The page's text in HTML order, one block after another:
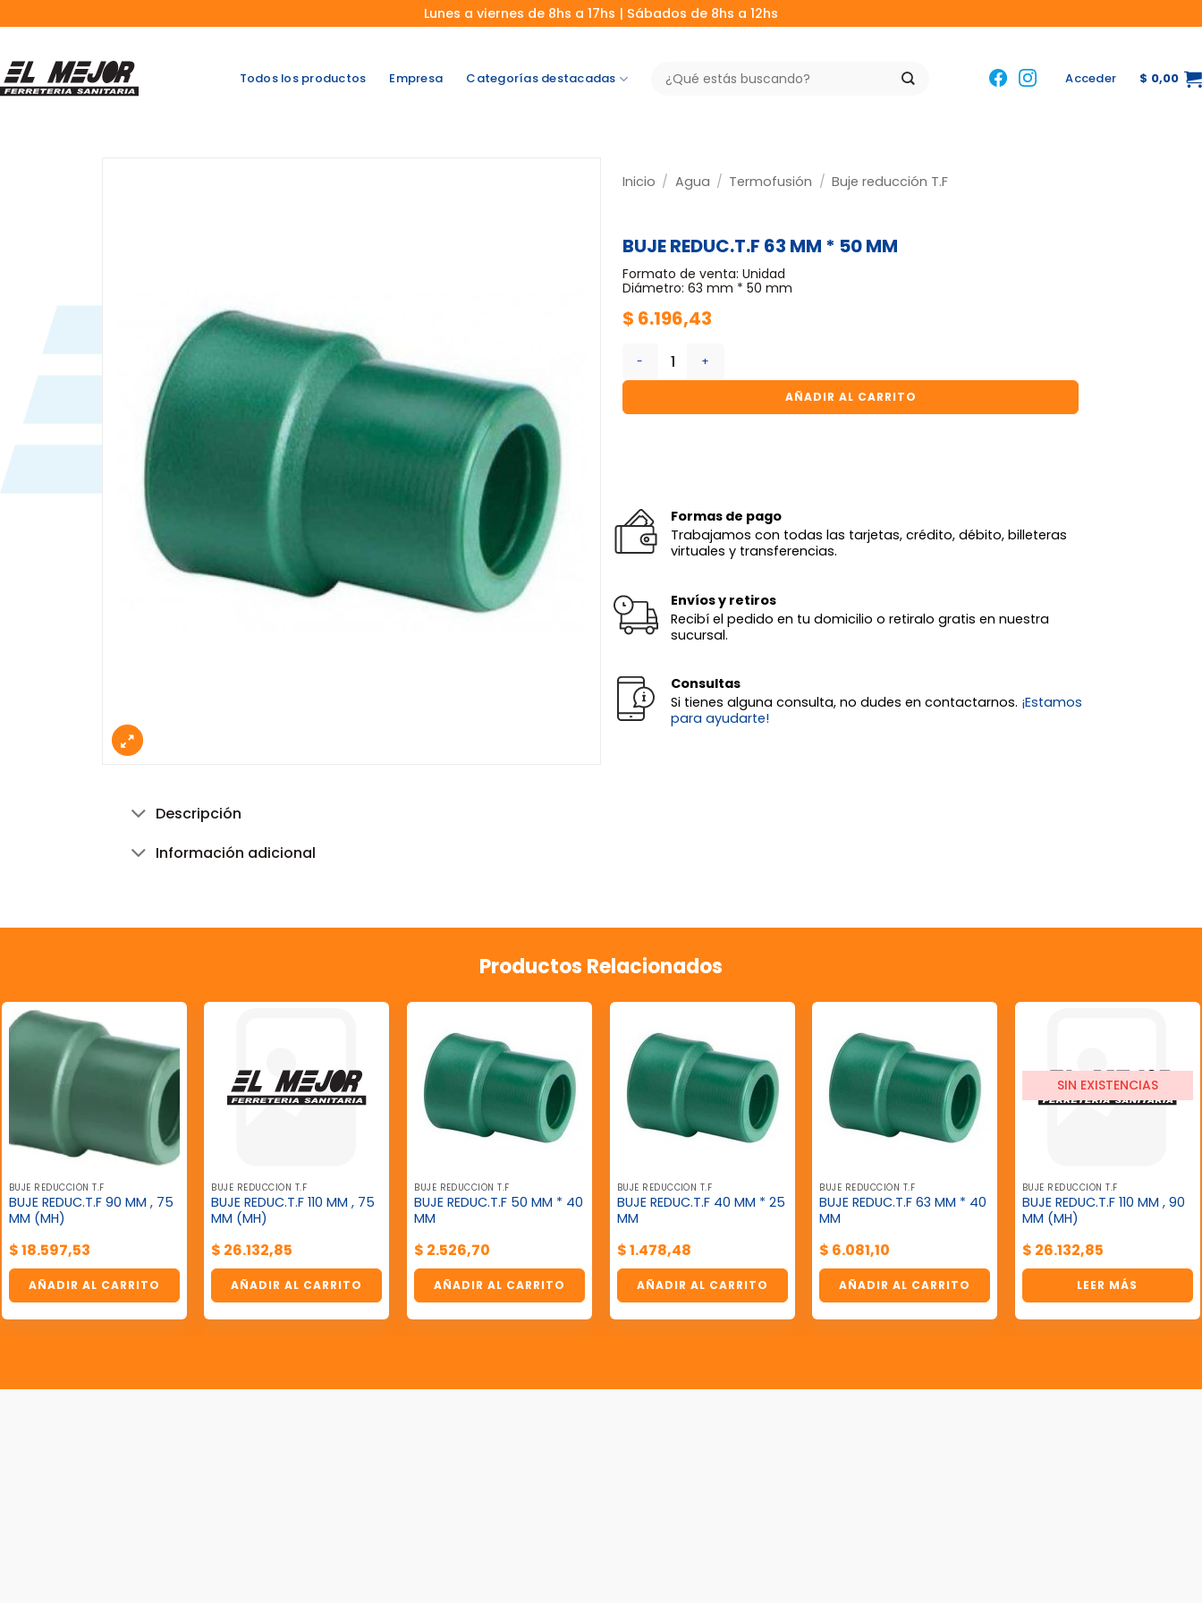
al
Lunes a viernes de 8hs a 17hs | Sábados de 8hs a 12hs
Todos los productos Empresa Categorías destacadas
Buscar
por:
Acceder $ 0,00
Inicio / Agua / Termofusión / Buje reducción T.F
BUJE REDUC.T.F 63 MM * 50 MM
Formato de venta: Unidad
Diámetro: 63 mm * 50 mm
$ 6.196,43
BUJE REDUC.T.F 63 MM * 50 MM cantidad
AÑADIR AL CARRITO
Formas de pago
Trabajamos con todas las tarjetas, crédito, débito, billeteras
virtuales y transferencias.
Envíos y retiros
Recibí el pedido en tu domicilio o retiralo gratis en nuestra
sucursal.
Consultas
Si tienes alguna consulta, no dudes en contactarnos. ¡Estamos
para ayudarte!
Descripción
Información adicional
Productos Relacionados
BUJE REDUCCIÓN T.F
BUJE REDUC.T.F 90 MM , 75
MM (MH)
$18.597,53
AÑADIR AL CARRITO
BUJE REDUCCIÓN T.F
BUJE REDUC.T.F 110 MM , 75
MM (MH)
$ 26.132,85
AÑADIR AL CARRITO
BUJE REDUCCIÓN T.F
BUJE REDUC.T.F 50 MM * 40
MM
$ 2.526,70
AÑADIR AL CARRITO
BUJE REDUCCIÓN T.F
BUJE REDUC.T.F 40 MM * 25
MM
$1.478,48
AÑADIR AL CARRITO
BUJE REDUCCIÓN T.F
BUJE REDUC.T.F 63 MM * 40
MM
$ 6.081,10
AÑADIR AL CARRITO
SIN EXISTENCIAS
BUJE REDUCCIÓN T.F
BUJE REDUC.T.F 110 MM , 90
MM (MH)
$ 26.132,85
LEER MÁS